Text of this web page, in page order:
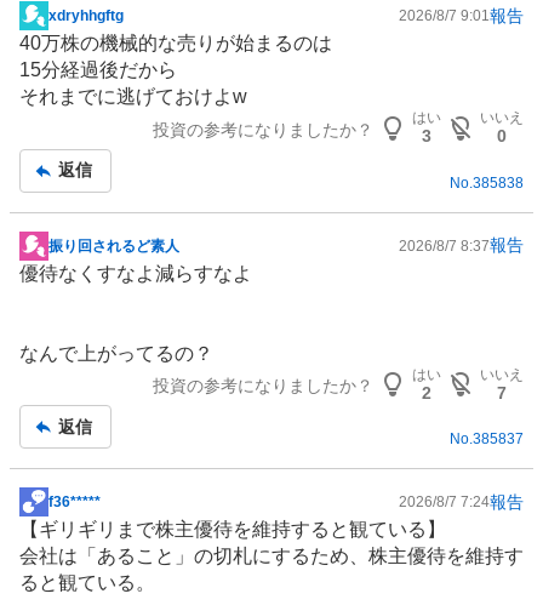
3
.
3
3
、
様
子
5
3
3
、
り
た
い
0
%
掲
示
板
記
xdryhhgftg 2026/8/7 9:01報告
40万株の機械的な売りが始まるのは
15分経過後だから
それまでに逃げておけよw
投資の参考になりましたか？
はい
3
いいえ
0
返信
No. 385838
掲
示
事
振り回されるど素人 2026/8/7 8:37報告
優待なくすなよ減らすなよ
なんで上がってるの？
投資の参考になりましたか？
はい
2
いいえ
7
返信
No.385837
掲
示
板
記
f36***** 2026/8/7 7:24報告
【ギリギリまで株主優待を維持すると観ている】
会社は「あること」の切札にするため、株主優待を維持す
ると観ている。